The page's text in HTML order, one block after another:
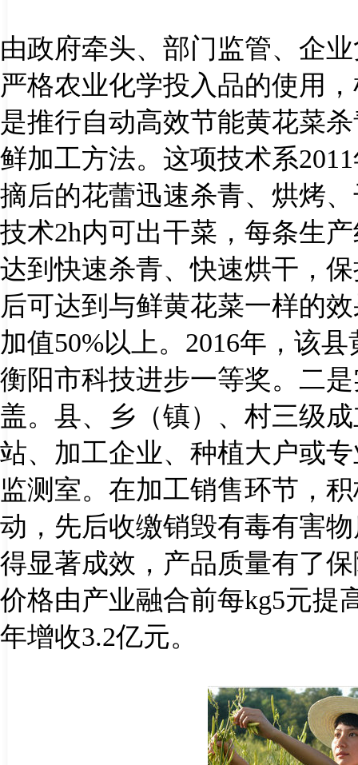
由政府牵头、部门监管、企
严格农业化学投入品的使用
是推行自动高效节能黄花菜
鲜加工方法。这项技术系2011
摘后的花蕾迅速杀青、烘烤
技术2h内可出干菜，每条生
达到快速杀青、快速烘干，
后可达到与鲜黄花菜一样的
加值50%以上。 2016年，该县
衡阳市科技进步一等奖。二
盖。县、乡（镇）、村三级
站、加工企业、种植大户或
监测室。在加工销售环节，
动，先后收缴销毁有毒有害
得显著成效，产品质量有了
价格由产业融合前每kg5元提
年增收3.2亿元。